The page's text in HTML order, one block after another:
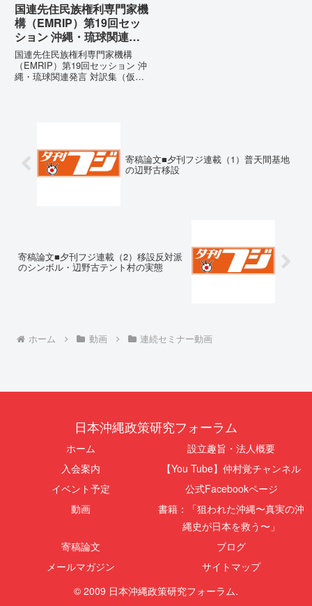
国連先住民族権利専門家機
構（EMRIP）第19回セッ
ション 沖縄・琉球関連発
言 対訳集（仮訳）
国連先住民族権利専門家機構
（EMRIP）第19回セッション 沖
縄・琉球関連発言 対訳集（仮
寄稿論文■夕刊フジ連載（1）普天間基地
の辺野古移設
寄稿論文■夕刊フジ連載（2）移設反対派
のシンボル・辺野古テント村の実態
ホーム 動画 連続セミナー動画
日本沖縄政策研究フォーラム
ホーム
設立趣旨・法人概要
入会案内
【You Tube】仲村覚チャンネル
イベント予定
公式Facebookページ
動画
書籍：「狙われた沖縄〜真実の沖
縄史が日本を救う〜」
寄稿論文
ブログ
メールマガジン
サイトマップ
© 2009 日本沖縄政策研究フォーラム.